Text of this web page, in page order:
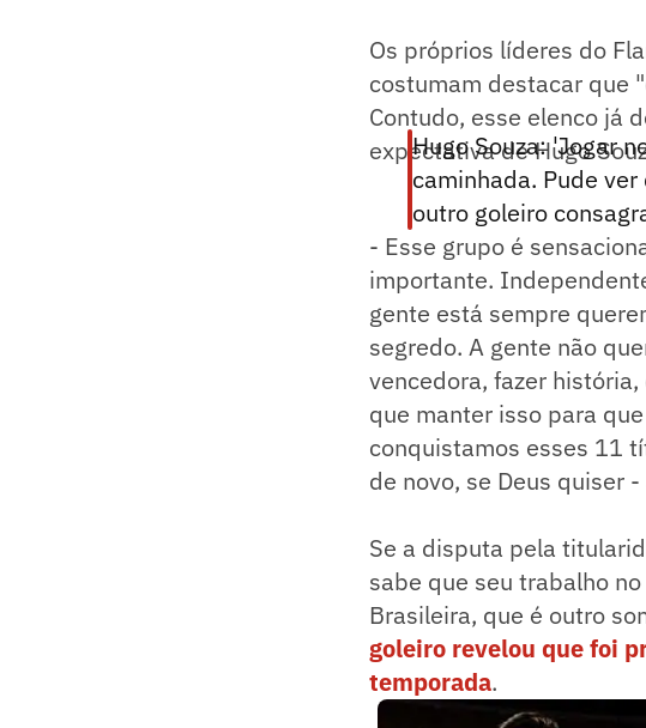
Os próprios líderes do
costumam destacar que
Contudo, esse elenco já
expectativa de Hugo
Hugo Souza: 'Jogar
caminhada. Pude
outro goleiro
- Esse grupo é
importante.
gente está sempre
segredo. A gente não
vencedora, fazer
que manter isso para
conquistamos esses 11
de novo, se Deus quiser
Se a disputa pela
sabe que seu trabalho
Brasileira, que é outro
goleiro revelou que foi
temporada.